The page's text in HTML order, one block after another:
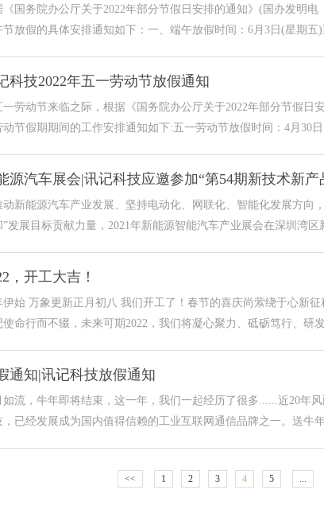
《国务院办公厅关于2022年部分节假日安排的通知》(国办发明
节放假的具体安排通知如下：一、端午放假时间：6月3日(星期五)
科技2022年五一劳动节放假通知
一劳动节来临之际，根据《国务院办公厅关于2022年部分节假日
动节假期期间的工作安排通知如下:五一劳动节放假时间：4月30
源汽车展会|讯记科技应邀参加“第54期新技术新产
动新能源汽车产业发展、坚持电动化、网联化、智能化发展方向
”发展目标贡献力量，2021年新能源智能汽车产业展会在深圳湾区
，开工大吉！
伊始 万象更新正月初八 我们开工了！春节的喜庆尚萦绕于心新
使命行而不辍，未来可期2022，我们将凝心聚力、砥砺笃行、研
通知|讯记科技放假通知
如流，牛年即将结束，这一年，我们一起经历了很多......近20年
，已经发展成为国内值得信赖的工业互联网通信品牌之一。送牛
<< 1 2 3 4 5 ...